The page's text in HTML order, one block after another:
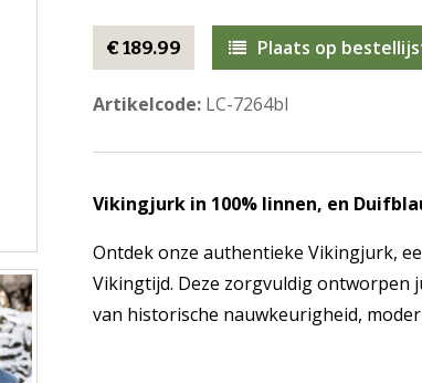
€ 189.99 Plaats op
Artikelcode:LC-7264bl
Vikingjurk in 100% linnen, en
Ontdek onze authentieke Vikingjurk,
Vikingtijd. Deze zorgvuldig ontworpen
van historische nauwkeurigheid,